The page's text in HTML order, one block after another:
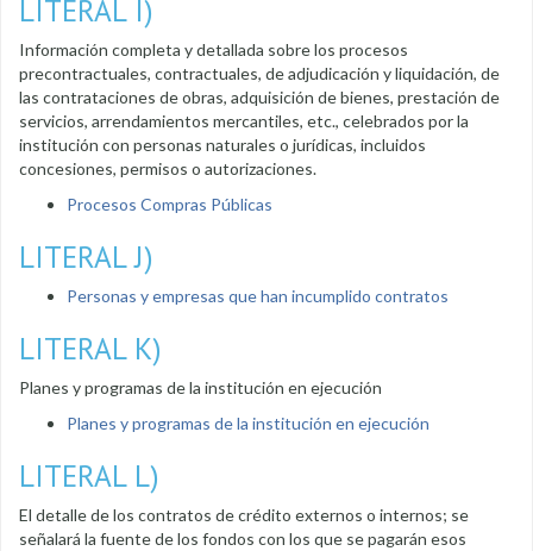
LITERAL I)
Información completa y detallada sobre los procesos
precontractuales, contractuales, de adjudicación y liquidación, de
las contrataciones de obras, adquisición de bienes, prestación de
servicios, arrendamientos mercantiles, etc., celebrados por la
institución con personas naturales o jurídicas, incluidos
concesiones, permisos o autorizaciones.
Procesos Compras Públicas
LITERAL J)
Personas y empresas que han incumplido contratos
LITERAL K)
Planes y programas de la institución en ejecución
Planes y programas de la institución en ejecución
LITERAL L)
El detalle de los contratos de crédito externos o internos; se
señalará la fuente de los fondos con los que se pagarán esos